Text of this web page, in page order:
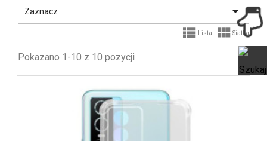
Zaznacz 
 Lista  Siatka
Pokazano 1-10 z 10 pozycji